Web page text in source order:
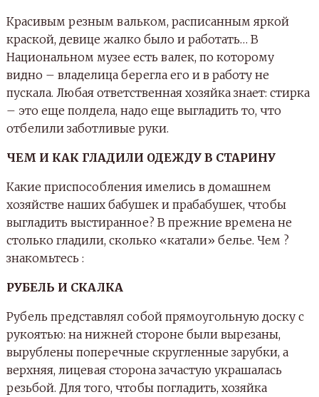
Красивым резным вальком, расписанным яркой
краской, девице жалко было и работать… В
Национальном музее есть валек, по которому
видно – владелица берегла его и в работу не
пускала. Любая ответственная хозяйка знает: стирка
– это еще полдела, надо еще выгладить то, что
отбелили заботливые руки.
ЧЕМ И КАК ГЛАДИЛИ ОДЕЖДУ В СТАРИНУ
Какие приспособления имелись в домашнем
хозяйстве наших бабушек и прабабушек, чтобы
выгладить выстиранное? В прежние времена не
столько гладили, сколько «катали» белье. Чем ?
знакомьтесь :
РУБЕЛЬ И СКАЛКА
Рубель представлял собой прямоугольную доску с
рукоятью: на нижней стороне были вырезаны,
вырублены поперечные скругленные зарубки, а
верхняя, лицевая сторона зачастую украшалась
резьбой. Для того, чтобы погладить, хозяйка